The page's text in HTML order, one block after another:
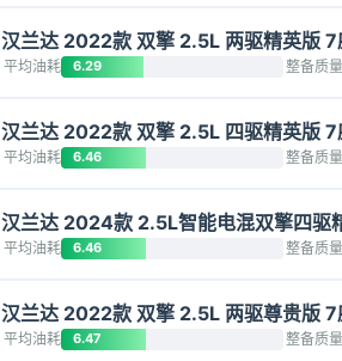
汉兰达 2022款 双擎 2.5L 两驱精英版 7
平均油耗 6.29 整备质量
汉兰达 2022款 双擎 2.5L 四驱精英版 7
平均油耗 6.46 整备质量
汉兰达 2024款 2.5L智能电混双擎四驱
平均油耗 6.46 整备质量
汉兰达 2022款 双擎 2.5L 两驱尊贵版 7
平均油耗 6.47 整备质量